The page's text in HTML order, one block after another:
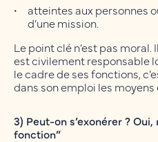
atteintes aux personnes
d’une mission.
Le point clé n’est pas moral.
est civilement responsable
le cadre de ses fonctions,
dans son emploi les moyens
3) Peut-on s’exonérer ?
fonction”